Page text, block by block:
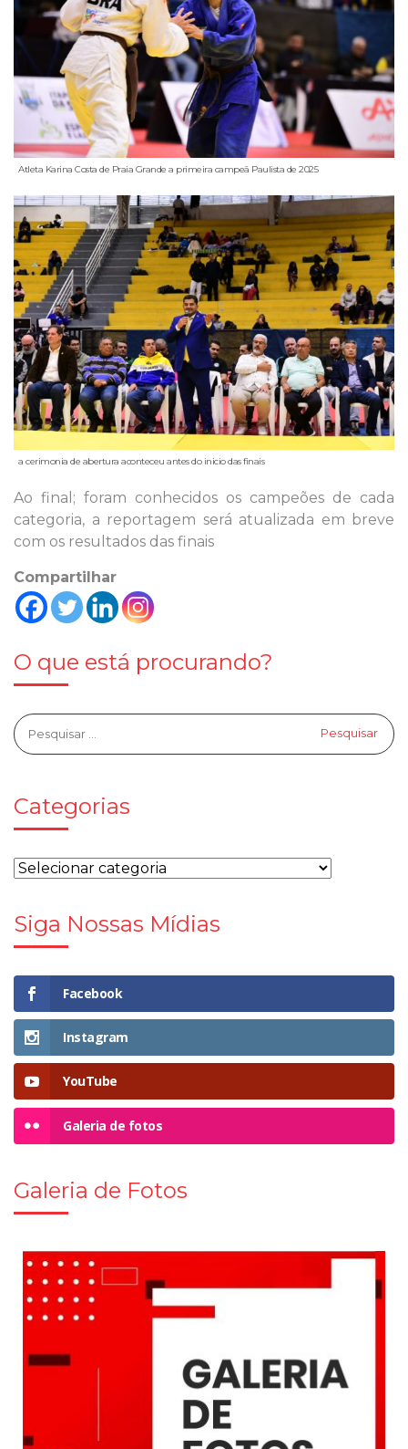
Atleta Karina Costa de Praia Grande a primeira campeã Paulista de 2025
a cerimonia de abertura aconteceu antes do inicio das finais
Ao final; foram conhecidos os campeões de cada
categoria, a reportagem será atualizada em breve
com os resultados das finais
Compartilhar
O que está procurando?
Categorias
Siga Nossas Mídias
Facebook
Instagram
YouTube
Galeria de fotos
Galeria de Fotos